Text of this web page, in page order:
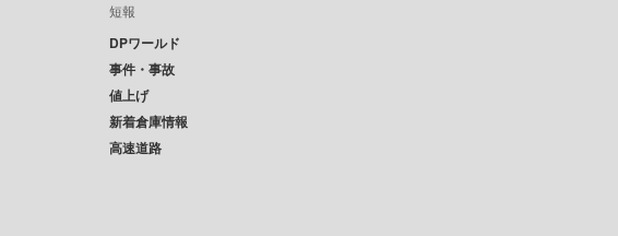
短報
DPワールド
事件・事故
値上げ
新着倉庫情報
高速道路